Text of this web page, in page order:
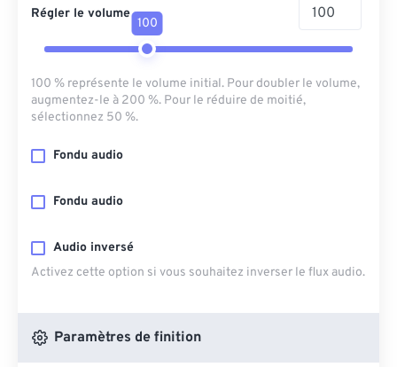
Régler le volume
100
100 % représente le volume initial. Pour doubler le volume,
augmentez-le à 200 %. Pour le réduire de moitié,
sélectionnez 50 %.
Fondu audio
Fondu audio
Audio inversé
Activez cette option si vous souhaitez inverser le flux audio.
Paramètres de finition